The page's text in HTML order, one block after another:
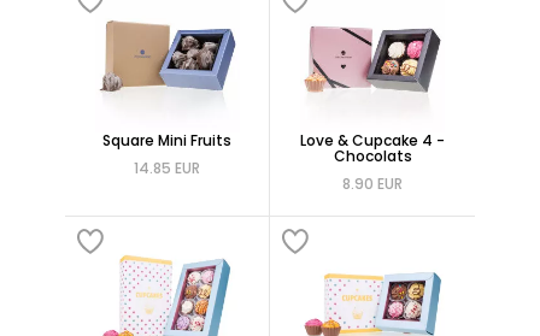
Square Mini Fruits
14.85 EUR
Love & Cupcake 4 -
Chocolats
8.90 EUR